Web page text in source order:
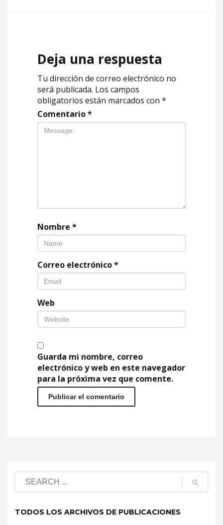
Deja una respuesta
Tu dirección de correo electrónico no
será publicada. Los campos
obligatorios están marcados con *
Comentario*
Nombre *
Correo electrónico*
Web
Guarda mi nombre, correo
electrónico y web en este navegador
para la próxima vez que comente.
TODOS LOS ARCHIVOS DE PUBLICACIONES